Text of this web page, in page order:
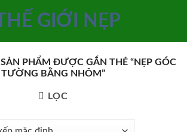
SẢN PHẨM ĐƯỢC GẮN THẺ “NẸP GÓC
TƯỜNG BẰNG NHÔM”
LỌC